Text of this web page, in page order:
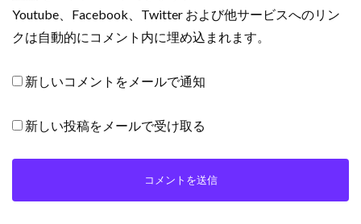
Youtube、Facebook、Twitter および他サービスへのリン
クは自動的にコメント内に埋め込まれます。
新しいコメントをメールで通知
新しい投稿をメールで受け取る